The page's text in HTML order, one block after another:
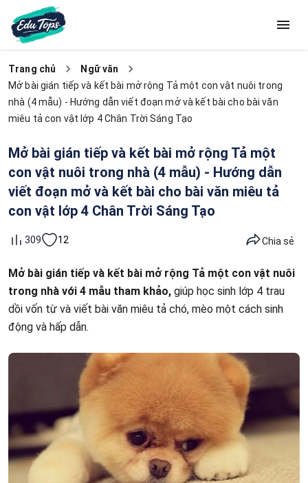
Trang chủ
Ngữ văn
Mở bài gián tiếp và kết bài mở rộng Tả một con vật nuôi trong
nhà (4 mẫu) - Hướng dẫn viết đoạn mở và kết bài cho bài văn
miêu tả con vật lớp 4 Chân Trời Sáng Tạo
Mở bài gián tiếp và kết bài mở rộng Tả một
con vật nuôi trong nhà (4 mẫu) - Hướng dẫn
viết đoạn mở và kết bài cho bài văn miêu tả
con vật lớp 4 Chân Trời Sáng Tạo
309 12 Chia sẻ
Mở bài gián tiếp và kết bài mở rộng Tả một con vật nuôi
trong nhà với 4 mẫu tham khảo, giúp học sinh lớp 4 trau
dồi vốn từ và viết bài văn miêu tả chó, mèo một cách sinh
động và hấp dẫn.